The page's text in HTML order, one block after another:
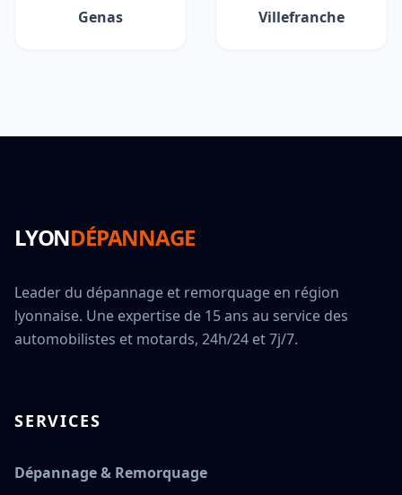
Genas Villefranche
LYONDÉPANNAGE
Leader du dépannage et remorquage en région
lyonnaise. Une expertise de 15 ans au service des
automobilistes et motards, 24h/24 et 7j/7.
SERVICES
Dépannage & Remorquage